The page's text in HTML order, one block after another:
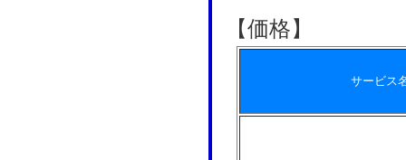
【価格】
サービス